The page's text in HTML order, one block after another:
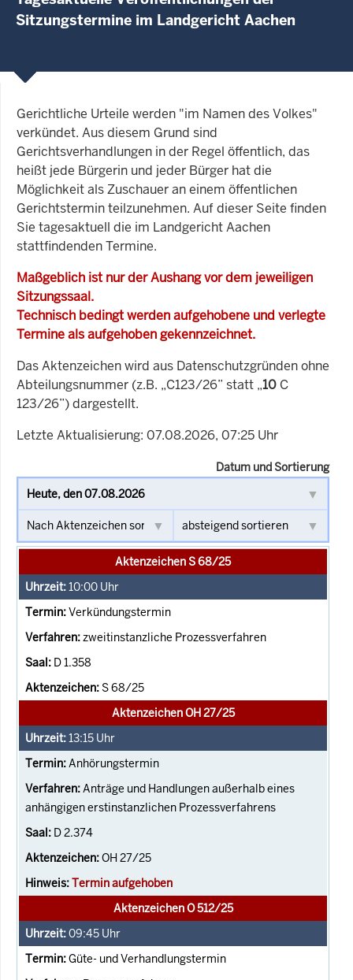
Sitzungstermine im Landgericht Aachen
Gerichtliche Urteile werden "im Namen des Volkes"
verkündet. Aus diesem Grund sind
Gerichtsverhandlungen in der Regel öffentlich, das
heißt jede Bürgerin und jeder Bürger hat die
Möglichkeit als Zuschauer an einem öffentlichen
Gerichtstermin teilzunehmen. Auf dieser Seite finden
Sie tagesaktuell die im Landgericht Aachen
stattfindenden Termine.
Maßgeblich ist nur der Aushang vor dem jeweiligen
Sitzungssaal.
Technisch bedingt werden aufgehobene und verlegte
Termine als aufgehoben gekennzeichnet.
Das Aktenzeichen wird aus Datenschutzgründen ohne
Abteilungsnummer (z.B. „C123/26” statt „10 C
123/26”) dargestellt.
Letzte Aktualisierung: 07.08.2026, 07:25 Uhr
Datum und Sortierung
Aktenzeichen S 68/25
10:00 Uhr
Verkündungstermin
zweitinstanzliche Prozessverfahren
D 1.358
S 68/25
Aktenzeichen OH 27/25
13:15 Uhr
Anhörungstermin
Anträge und Handlungen außerhalb eines
anhängigen erstinstanzlichen Prozessverfahrens
D 2.374
OH 27/25
Termin aufgehoben
Aktenzeichen O 512/25
09:45 Uhr
Güte- und Verhandlungstermin